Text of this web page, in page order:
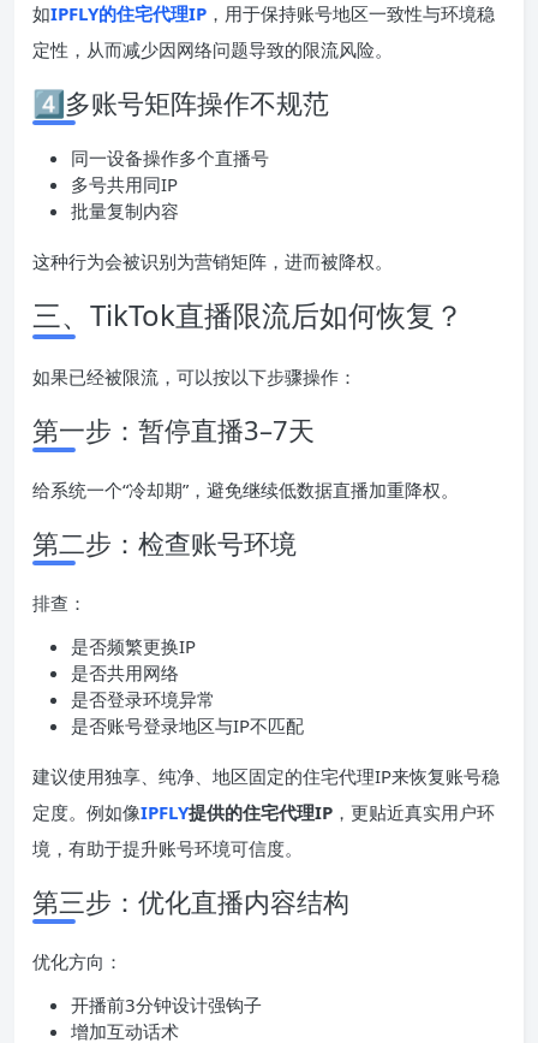
如IPFLY的住宅代理IP ，用于保持账号地区一致性与环境稳
定性，从而减少因网络问题导致的限流风险。
4️⃣多账号矩阵操作不规范
同一设备操作多个直播号
多号共用同IP
批量复制内容
这种行为会被识别为营销矩阵，进而被降权。
三、TikTok直播限流后如何恢复？
如果已经被限流，可以按以下步骤操作：
第一步：暂停直播3–7天
给系统一个“冷却期”，避免继续低数据直播加重降权。
第二步：检查账号环境
排查：
是否频繁更换IP
是否共用网络
是否登录环境异常
是否账号登录地区与IP不匹配
建议使用独享、纯净、地区固定的住宅代理IP来恢复账号稳
定度。例如像IPFLY提供的住宅代理IP ，更贴近真实用户环
境，有助于提升账号环境可信度。
第三步：优化直播内容结构
优化方向：
开播前3分钟设计强钩子
增加互动话术